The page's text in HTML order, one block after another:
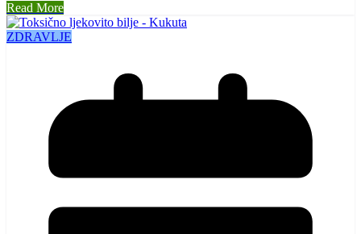
Read More
ZDRAVLJE